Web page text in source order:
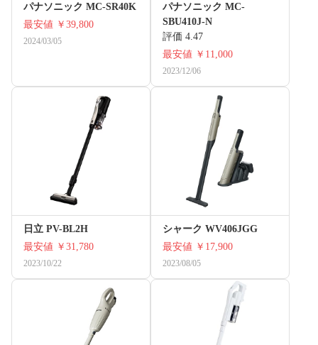
パナソニック MC-SR40K
最安値 ￥39,800
2024/03/05
パナソニック MC-
SBU410J-N
評価 4.47
最安値 ￥11,000
2023/12/06
日立 PV-BL2H
最安値 ￥31,780
2023/10/22
シャーク WV406JGG
最安値 ￥17,900
2023/08/05